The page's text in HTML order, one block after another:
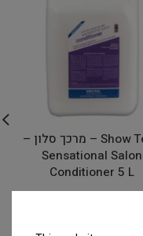
Show Tech – מרכך סלון –
Sensational Salon
Conditioner 5 L
מרככים
רשומים
צרו קשר